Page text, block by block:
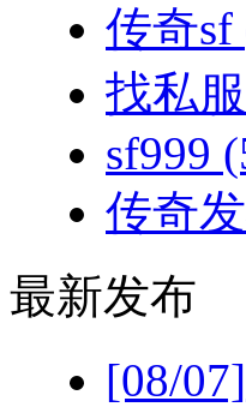
传奇sf
找私服
sf999
传奇
最新发布
[08/07]